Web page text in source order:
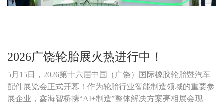
2026广饶轮胎展火热进行中！
5月15日，2026第十六届中国（广饶）国际橡胶轮胎暨汽车
配件展览会正式开幕！作为轮胎行业智能制造领域的重要参
展企业，鑫海智桥携“AI+制造”整体解决方案亮相展会现